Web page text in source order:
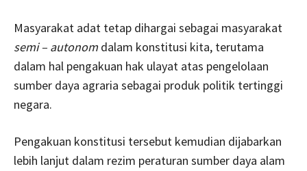
Masyarakat adat tetap dihargai sebagai masyarakat
semi – autonom dalam konstitusi kita, terutama
dalam hal pengakuan hak ulayat atas pengelolaan
sumber daya agraria sebagai produk politik tertinggi
negara.
Pengakuan konstitusi tersebut kemudian dijabarkan
lebih lanjut dalam rezim peraturan sumber daya alam